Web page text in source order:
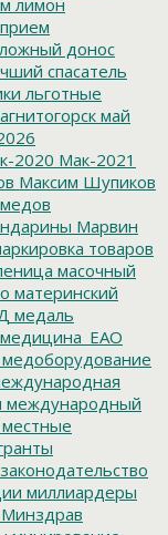
ложный донос
спасатель
льготные
май
2020 Мак-2021
Максим Шупиков
Марвин
товаров
масочный
материнский
медаль
медицина_ЕАО
медоборудование
международный
местные
миллиардеры
Минздрав